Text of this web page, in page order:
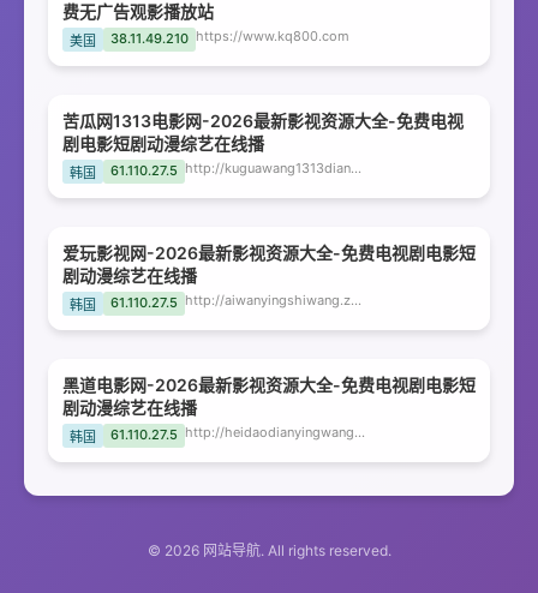
费无广告观影播放站
美国 38.11.49.210 https://www.kq800.com
苦瓜网1313电影网-2026最新影视资源大全-免费电视
剧电影短剧动漫综艺在线播
韩国 61.110.27.5 http://kuguawang1313dianyingwang.zbnfd.com
爱玩影视网-2026最新影视资源大全-免费电视剧电影短
剧动漫综艺在线播
韩国 61.110.27.5 http://aiwanyingshiwang.zbnfd.com
黑道电影网-2026最新影视资源大全-免费电视剧电影短
剧动漫综艺在线播
韩国 61.110.27.5 http://heidaodianyingwang.zbnfd.com
© 2026 网站导航. All rights reserved.